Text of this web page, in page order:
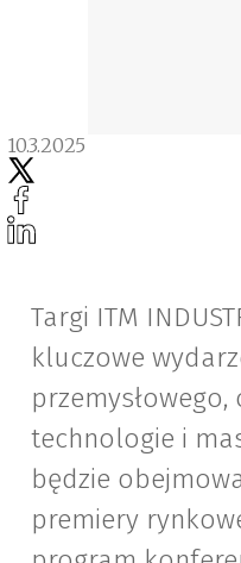
10.3.2025
Targi ITM
kluczowe
technologie i
będzie
premiery